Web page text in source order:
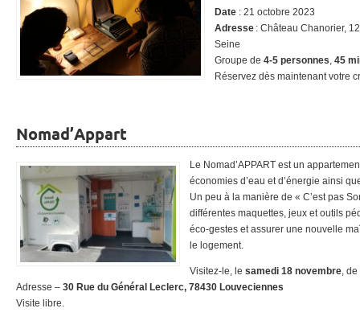
Date : 21 octobre 2023
Adresse : Château Chanorier,
Seine
Groupe de 4-5 personnes, 45
Réservez dès maintenant votre
Nomad’Appart
Le Nomad’APPART est un
économies d’eau et d’énergie ainsi
Un peu à la manière de « C’est pas
différentes maquettes, jeux et outils
éco-gestes et assurer une nouvelle
le logement.
Visitez-le, le samedi 18 novembre, de
Adresse – 30 Rue du Général Leclerc, 78430 Louveciennes
Visite libre.